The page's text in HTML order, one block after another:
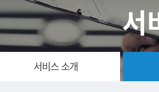
서
서비스 소개